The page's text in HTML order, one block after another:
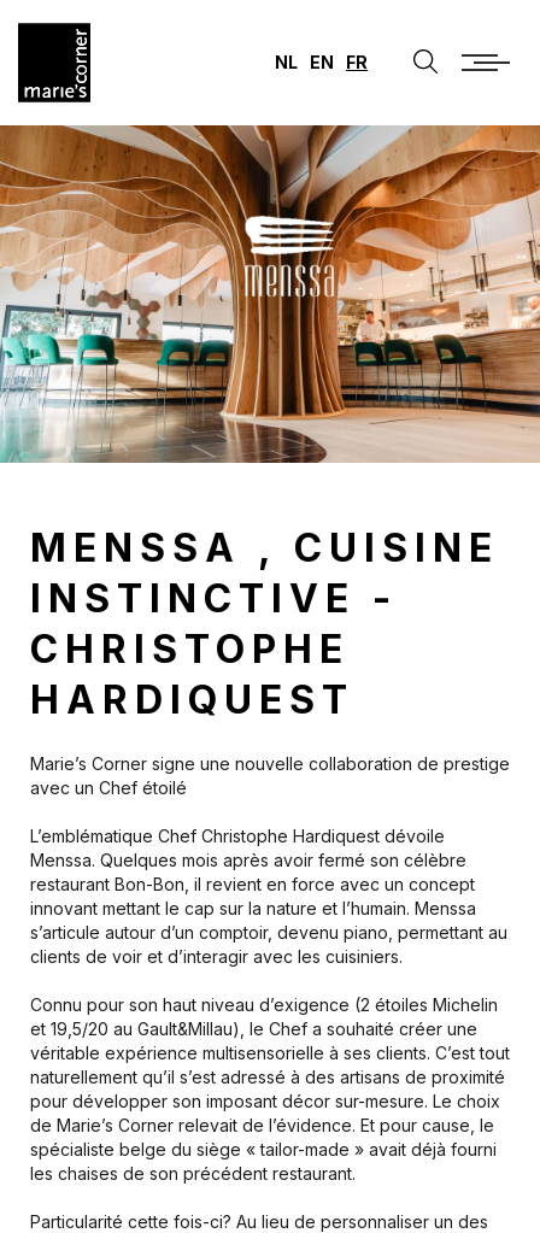
NL EN FR
MENSSA , CUISINE
INSTINCTIVE -
CHRISTOPHE
HARDIQUEST
Marie’s Corner signe une nouvelle collaboration de prestige
avec un Chef étoilé
L’emblématique Chef Christophe Hardiquest dévoile
Menssa. Quelques mois après avoir fermé son célèbre
restaurant Bon-Bon, il revient en force avec un concept
innovant mettant le cap sur la nature et l’humain. Menssa
s’articule autour d’un comptoir, devenu piano, permettant au
clients de voir et d’interagir avec les cuisiniers.
Connu pour son haut niveau d’exigence (2 étoiles Michelin
et 19,5/20 au Gault&Millau), le Chef a souhaité créer une
véritable expérience multisensorielle à ses clients. C’est tout
naturellement qu’il s’est adressé à des artisans de proximité
pour développer son imposant décor sur-mesure. Le choix
de Marie’s Corner relevait de l’évidence. Et pour cause, le
spécialiste belge du siège « tailor-made » avait déjà fourni
les chaises de son précédent restaurant.
Particularité cette fois-ci? Au lieu de personnaliser un des